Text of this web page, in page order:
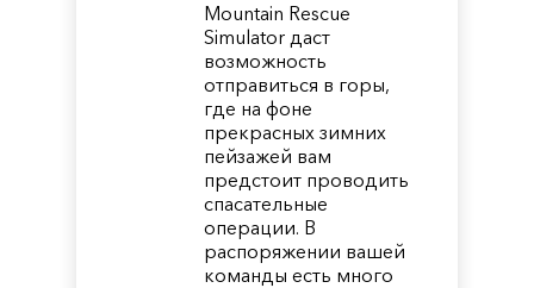
Mountain Rescue
Simulator даст
возможность
отправиться в горы,
где на фоне
прекрасных зимних
пейзажей вам
предстоит проводить
спасательные
операции. В
распоряжении вашей
команды есть много